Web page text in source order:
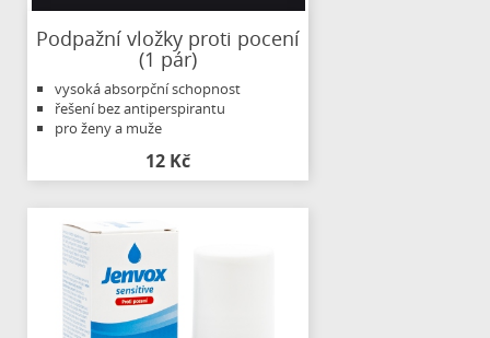
Podpažní vložky proti pocení
(1 pár)
vysoká absorpční schopnost
řešení bez antiperspirantu
pro ženy a muže
12 Kč